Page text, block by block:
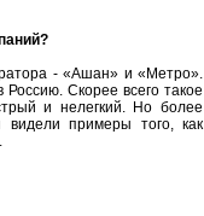
- «Ашан» и «Метро».
Скорее всего такое
и нелегкий. Но более
видели примеры того, как